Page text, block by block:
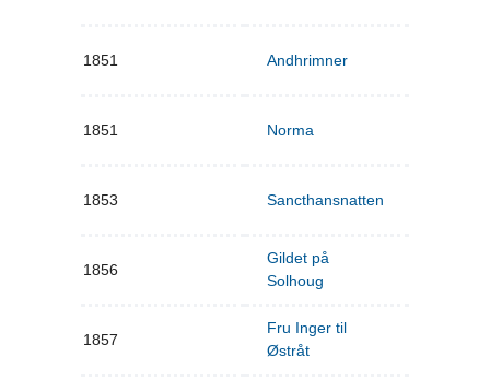
1851 Andhrimner
1851 Norma
1853 Sancthansnatten
1856
Gildet på
Solhoug
1857
Fru Inger til
Østråt